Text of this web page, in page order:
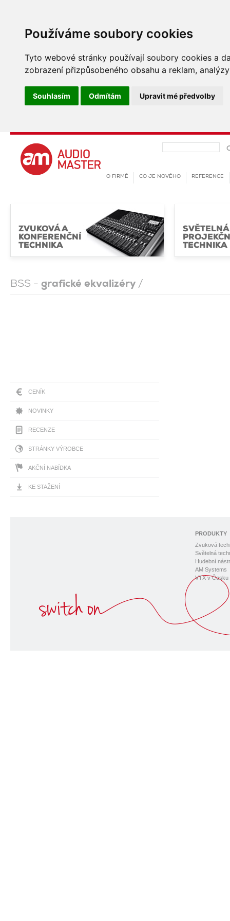
Používáme soubory cookies
Tyto webové stránky používají soubory cookies a
zobrazení přizpůsobeného obsahu a reklam,
Souhlasím Odmítám Upravit mé předvolby
ZVUKOVÁ A
KONFERENČNÍ
TECHNIKA
SVĚTELNÁ
TECHNIKA
BSS - grafické ekvalizéry /
CENÍK
NOVINKY
RECENZE
STRÁNKY VÝROBCE
AKČNÍ NABÍDKA
KE STAŽENÍ
REFERENCE
CO JE NOVÉHO
O FIRMĚ
PRODUKTY
Zvuková
Světelná
Hudební
AM Systems
VTX v Česku